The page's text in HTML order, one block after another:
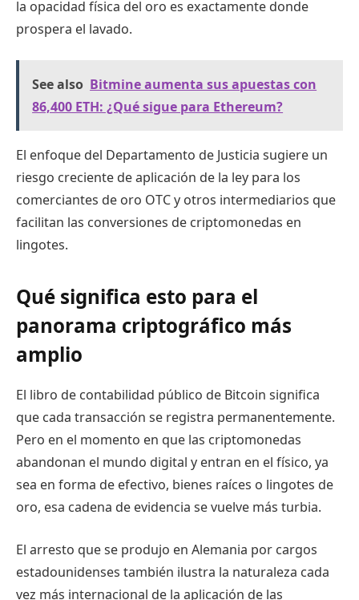
la opacidad física del oro es exactamente donde
prospera el lavado.
See also Bitmine aumenta sus apuestas con
86,400 ETH: ¿Qué sigue para Ethereum?
El enfoque del Departamento de Justicia sugiere un
riesgo creciente de aplicación de la ley para los
comerciantes de oro OTC y otros intermediarios que
facilitan las conversiones de criptomonedas en
lingotes.
Qué significa esto para el
panorama criptográfico más
amplio
El libro de contabilidad público de Bitcoin significa
que cada transacción se registra permanentemente.
Pero en el momento en que las criptomonedas
abandonan el mundo digital y entran en el físico, ya
sea en forma de efectivo, bienes raíces o lingotes de
oro, esa cadena de evidencia se vuelve más turbia.
El arresto que se produjo en Alemania por cargos
estadounidenses también ilustra la naturaleza cada
vez más internacional de la aplicación de las